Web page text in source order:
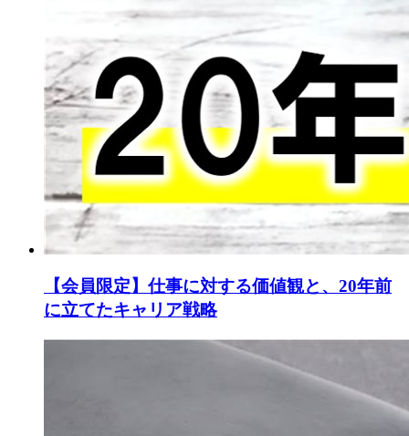
【会員限定】仕事に対する価値観と、20年前
に立てたキャリア戦略